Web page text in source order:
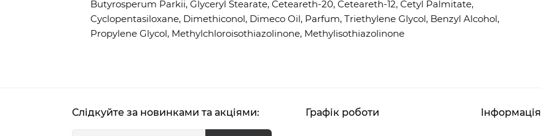
Butyrosperum Parkii, Glyceryl Stearate, Ceteareth-20, Ceteareth-12, Cetyl Palmitate,
Cyclopentasiloxane, Dimethiconol, Dimeco Oil, Parfum, Triethylene Glycol, Benzyl Alcohol,
Propylene Glycol, Methylchloroisothiazolinone, Methylisothiazolinone
Слідкуйте за новинками та акціями: Графік роботи Інформація